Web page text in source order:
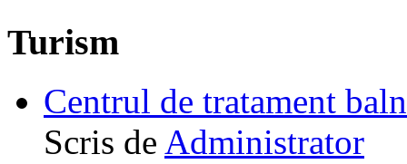
Turism
Centrul de tratament
Scris de Administrator